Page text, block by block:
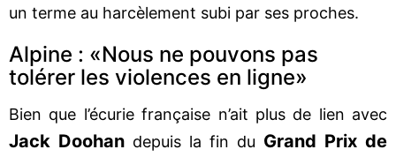
un terme au harcèlement subi par ses proches.
Alpine : «Nous ne pouvons pas
tolérer les violences en ligne»
Bien que l’écurie française n’ait plus de lien avec
Jack Doohan depuis la fin du Grand Prix de